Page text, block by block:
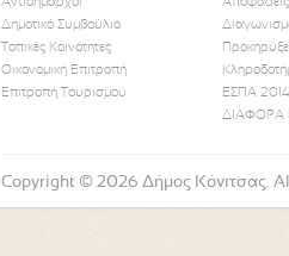
Αντιδήμαρχοι
Δημοτικό Συμβούλιο
Τοπικές Κοινότητες
Οικονομική Επιτροπή
Επιτροπή Τουρισμού
ΕΣΠΑ
ΔΙΑΦΟΡΑ
Copyright © 2026 Δήμος Κόνιτσας.